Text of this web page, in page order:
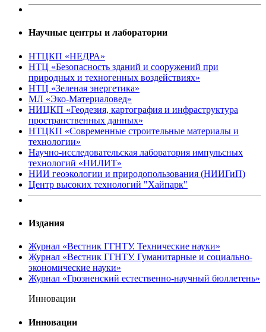
Научные центры и лаборатории
НТЦКП «НЕДРА»
НТЦ «Безопасность зданий и сооружений при
природных и техногенных воздействиях»
НТЦ «Зеленая энергетика»
МЛ «Эко-Материаловед»
НИЦКП «Геодезия, картография и инфраструктура
пространственных данных»
НТЦКП «Современные строительные материалы и
технологии»
Научно-исследовательская лаборатория импульсных
технологий «НИЛИТ»
НИИ геоэкологии и природопользования (НИИГиП)
Центр высоких технологий "Хайпарк"
Издания
Журнал «Вестник ГГНТУ. Технические науки»
Журнал «Вестник ГГНТУ. Гуманитарные и социально-
экономические науки»
Журнал «Грозненский естественно-научный бюллетень»
Инновации
Инновации